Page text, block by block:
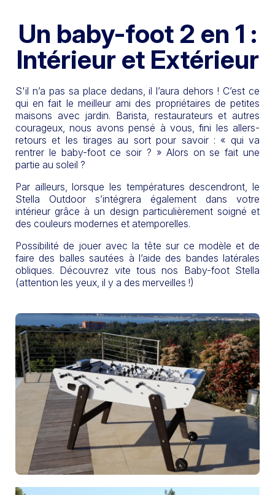
Un baby-foot 2 en 1 :
Intérieur et Extérieur
S'il n’a pas sa place dedans, il l’aura dehors ! C’est ce
qui en fait le meilleur ami des propriétaires de petites
maisons avec jardin. Barista, restaurateurs et autres
courageux, nous avons pensé à vous, fini les allers-
retours et les tirages au sort pour savoir : « qui va
rentrer le baby-foot ce soir ? » Alors on se fait une
partie au soleil ?
Par ailleurs, lorsque les températures descendront, le
Stella Outdoor s’intégrera également dans votre
intérieur grâce à un design particulièrement soigné et
des couleurs modernes et atemporelles.
Possibilité de jouer avec la tête sur ce modèle et de
faire des balles sautées à l’aide des bandes latérales
obliques. Découvrez vite tous nos Baby-foot Stella
(attention les yeux, il y a des merveilles !)